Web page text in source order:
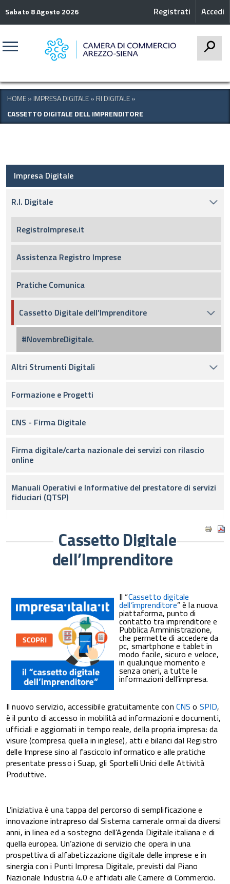
Sabato 8 Agosto 2026 Accedi
Registrati
HOME» IMPRESA DIGITALE» RI DIGITALE»
CASSETTO DIGITALE DELL IMPRENDITORE
Impresa Digitale
R.I. Digitale
RegistroImprese.it
Assistenza Registro Imprese
Pratiche Comunica
Cassetto Digitale dell’Imprenditore
#NovembreDigitale.
Altri Strumenti Digitali
Formazione e Progetti
CNS - Firma Digitale
Firma digitale/carta nazionale dei servizi con rilascio
online
Manuali Operativi e Informative del prestatore di servizi
fiduciari (QTSP)
Cassetto Digitale
dell’Imprenditore
Il “Cassetto digitale
dell’imprenditore” è la nuova
piattaforma, punto di
contatto tra imprenditore e
Pubblica Amministrazione,
che permette di accedere da
pc, smartphone e tablet in
modo facile, sicuro e veloce,
in qualunque momento e
senza oneri, a tutte le
informazioni dell’impresa.
Il nuovo servizio, accessibile gratuitamente con CNS o SPID,
è il punto di accesso in mobilità ad informazioni e documenti,
ufficiali e aggiornati in tempo reale, della propria impresa: da
visure (compresa quella in inglese), atti e bilanci dal Registro
delle Imprese sino al fascicolo informatico e alle pratiche
presentate presso i Suap, gli Sportelli Unici delle Attività
Produttive.
L’iniziativa è una tappa del percorso di semplificazione e
innovazione intrapreso dal Sistema camerale ormai da diversi
anni, in linea ed a sostegno dell’Agenda Digitale italiana e di
quella europea. Un’azione di servizio che opera in una
prospettiva di alfabetizzazione digitale delle imprese e in
sinergia con i Punti Impresa Digitale, previsti dal Piano
Nazionale Industria 4.0 e affidati alle Camere di Commercio.